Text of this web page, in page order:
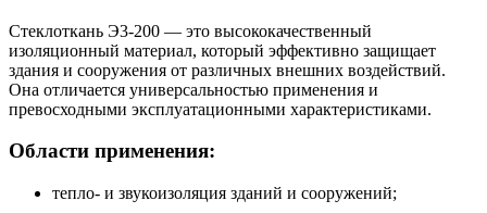
Стеклоткань Э3-200 — это высококачественный
изоляционный материал, который эффективно защищает
здания и сооружения от различных внешних воздействий.
Она отличается универсальностью применения и
превосходными эксплуатационными характеристиками.
Области применения:
тепло- и звукоизоляция зданий и сооружений;